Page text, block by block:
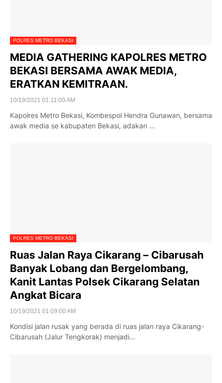
POLRES METRO BEKASI
MEDIA GATHERING KAPOLRES METRO
BEKASI BERSAMA AWAK MEDIA,
ERATKAN KEMITRAAN.
10/19/2021 01:11:00 AM
Kapolres Metro Bekasi, Kombespol Hendra Gunawan, bersama
awak media se kabupaten Bekasi, adakan …
POLRES METRO BEKASI
Ruas Jalan Raya Cikarang – Cibarusah
Banyak Lobang dan Bergelombang,
Kanit Lantas Polsek Cikarang Selatan
Angkat Bicara
10/19/2021 01:09:00 AM
Kondisi jalan rusak yang berada di ruas jalan raya Cikarang-
Cibarusah (Jalur Tengkorak) menjadi…